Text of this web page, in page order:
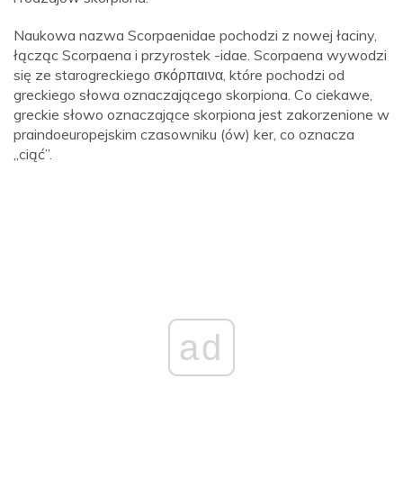
Naukowa nazwa Scorpaenidae pochodzi z nowej łaciny,
łącząc Scorpaena i przyrostek -idae. Scorpaena wywodzi
się ze starogreckiego σκόρπαινα, które pochodzi od
greckiego słowa oznaczającego skorpiona. Co ciekawe,
greckie słowo oznaczające skorpiona jest zakorzenione w
praindoeuropejskim czasowniku (ów) ker, co oznacza
„ciąć”.
ad